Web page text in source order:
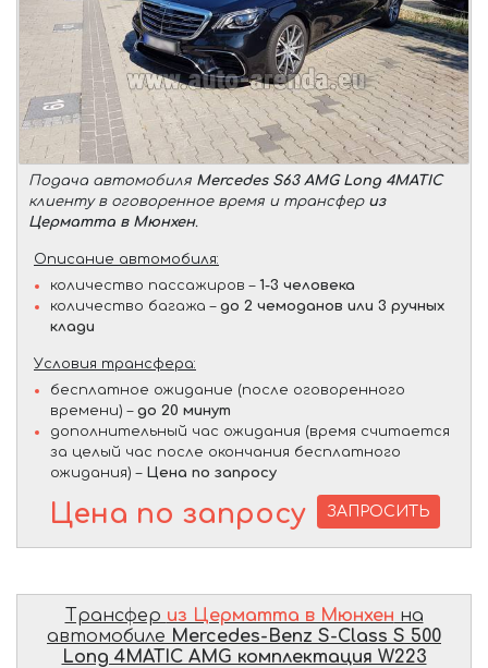
Подача автомобиля Mercedes S63 AMG Long 4MATIC
клиенту в оговоренное время и трансфер из
Церматта в Мюнхен.
Описание автомобиля:
количество пассажиров – 1-3 человека
количество багажа – до 2 чемоданов или 3 ручных
клади
Условия трансфера:
бесплатное ожидание (после оговоренного
времени) – до 20 минут
дополнительный час ожидания (время считается
за целый час после окончания бесплатного
ожидания) – Цена по запросу
Цена по запросу ЗАПРОСИТЬ
Трансфер из Церматта в Мюнхен на
автомобиле Mercedes-Benz S-Class S 500
Long 4MATIC AMG комплектация W223